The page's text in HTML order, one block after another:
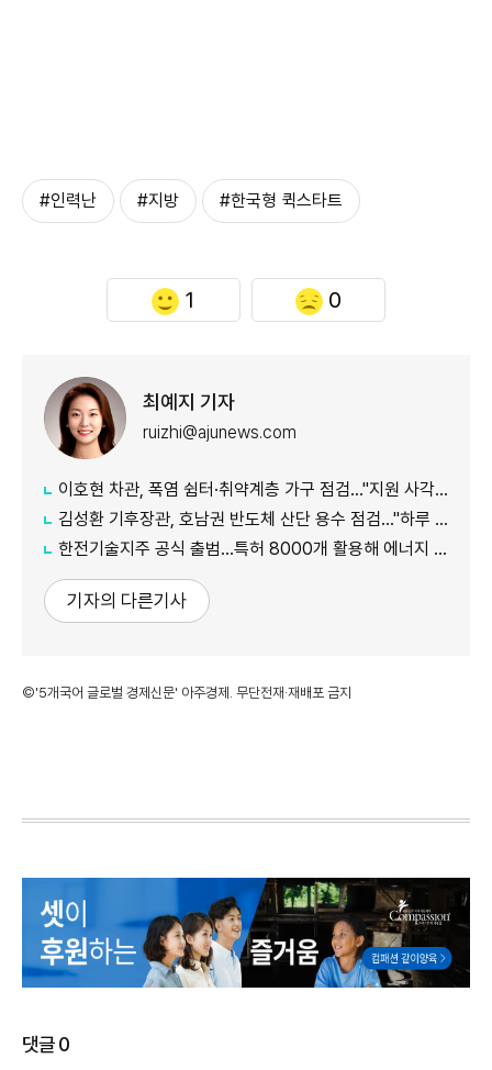
#인력난 #지방 #한국형 퀵스타트
1 0
최예지 기자
ruizhi@ajunews.com
이호현 차관, 폭염 쉼터·취약계층 가구 점검…"지원 사각지대 최소화"
김성환 기후장관, 호남권 반도체 산단 용수 점검…"하루 30만t 재이용수 공급"
한전기술지주 공식 출범…특허 8000개 활용해 에너지 유니콘 키운다
기자의 다른기사
©'5개국어 글로벌 경제신문' 아주경제. 무단전재·재배포 금지
댓글0